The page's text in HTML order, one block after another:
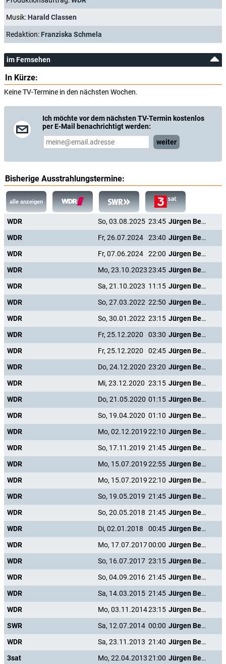
Musik: Harald Classen
Redaktion: Franziska Schmela
im Fernsehen
In Kürze:
Keine TV-Termine in den nächsten Wochen.
Ich möchte vor dem nächsten TV-Termin kostenlos
per E-Mail benachrichtigt werden:
weiter
Bisherige Ausstrahlungstermine:
alle anzeigen
WDR So, 03.08.2025 23:45
Jürgen Beckers: Isch glaub' et Disch!
WDR
Fr, 26.07.2024 23:40
Jürgen Beckers: Isch glaub' et Disch!
WDR
Fr, 07.06.2024 22:00
Jürgen Beckers: Isch glaub' et Disch!
WDR
Mo, 23.10.202323:45
Jürgen Beckers: Isch glaub' et Disch!
WDR
Sa, 21.10.2023 11:15
Jürgen Beckers: Isch glaub' et Disch!
WDR
So, 27.03.2022 22:50
Jürgen Beckers: Isch glaub' et Disch!
WDR
So, 30.01.2022 23:15
Jürgen Beckers: Isch glaub' et Disch!
WDR
Fr, 25.12.2020 03:30
Jürgen Beckers: Isch glaub' et Disch!
WDR
Fr, 25.12.2020 02:45
Jürgen Beckers: Isch glaub' et Disch!
WDR
Do, 24.12.2020 23:20
Jürgen Beckers: Isch glaub' et Disch!
WDR
Mi, 23.12.2020 23:15
Jürgen Beckers: Isch glaub' et Disch!
WDR
Do, 21.05.2020 01:15
Jürgen Beckers: Isch glaub' et Disch!
WDR
So, 19.04.2020 01:10
Jürgen Beckers: Isch glaub' et Disch!
WDR
Mo, 02.12.201922:10
Jürgen Beckers: Isch glaub' et Disch!
WDR
So, 17.11.2019 21:45
Jürgen Beckers: Isch glaub' et Disch!
WDR
Mo, 15.07.201922:55
Jürgen Beckers: Isch glaub' et Disch!
WDR
Mo, 15.07.201922:10
Jürgen Beckers: Isch glaub' et Disch!
WDR
So, 19.05.2019 21:45
Jürgen Beckers: Isch glaub' et Disch!
WDR
So, 20.05.2018 21:45
Jürgen Beckers: Isch glaub' et Disch!
WDR
Di, 02.01.2018 00:45
Jürgen Beckers: Isch glaub' et Disch!
WDR
Mo, 17.07.201700:00
Jürgen Beckers: Isch glaub' et Disch!
WDR
So, 16.07.2017 23:15
Jürgen Beckers: Isch glaub' et Disch!
WDR
So, 04.09.2016 21:45
Jürgen Beckers: Isch glaub' et Disch!
WDR
Sa, 14.03.2015 21:45
Jürgen Beckers: Isch glaub' et Disch!
WDR
Mo, 03.11.201423:15
Jürgen Beckers: Isch glaub' et Disch!
SWR
Sa, 12.07.2014 00:00
Jürgen Beckers: Isch glaub' et Disch!
WDR
Sa, 23.11.2013 21:40
Jürgen Beckers: Isch glaub' et Disch!
3sat
Mo, 22.04.201321:00
Jürgen Beckers: Isch glaub' et Disch!